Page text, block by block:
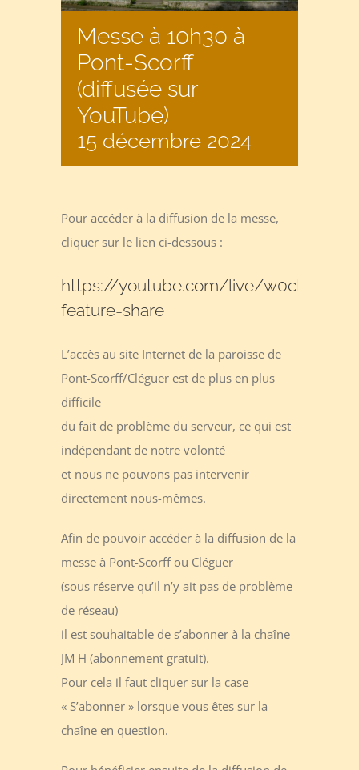
Messe à 10h30 à
Pont-Scorff
(diffusée sur
YouTube)
15 décembre 2024
Pour accéder à la diffusion de la messe,
cliquer sur le lien ci-dessous :
https://youtube.com/live/
feature=share
L’accès au site Internet de la paroisse de
Pont-Scorff/Cléguer est de plus en plus
difficile
du fait de problème du serveur, ce qui est
indépendant de notre volonté
et nous ne pouvons pas intervenir
directement nous-mêmes.
Afin de pouvoir accéder à la diffusion de la
messe à Pont-Scorff ou Cléguer
(sous réserve qu’il n’y ait pas de problème
de réseau)
il est souhaitable de s’abonner à la chaîne
JM H (abonnement gratuit).
Pour cela il faut cliquer sur la case
« S’abonner » lorsque vous êtes sur la
chaîne en question.